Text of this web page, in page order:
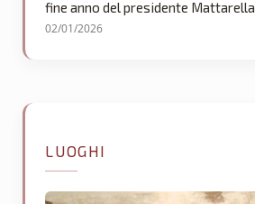
fine anno del presidente Mattarella
02/01/2026
LUOGHI